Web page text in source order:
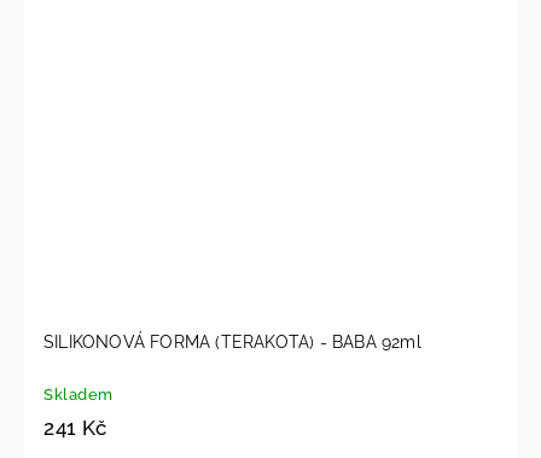
SILIKONOVÁ FORMA (TERAKOTA) - BABA 92ml
Skladem
241 Kč